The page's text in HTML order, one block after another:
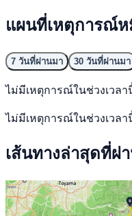
แผนที่เหตุการณ์
7 วันที่ผ่านมา 30 วันที่ผ่านมา
ไม่มีเหตุการณ์ในช่วงเวลา
ไม่มีเหตุการณ์ในช่วงเวลา
เส้นทางล่าสุดที่ผ่